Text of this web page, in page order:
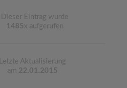
Dieser Eintrag wurde
1485 x aufgerufen
Letzte Aktualisierung
am 22.01.2015